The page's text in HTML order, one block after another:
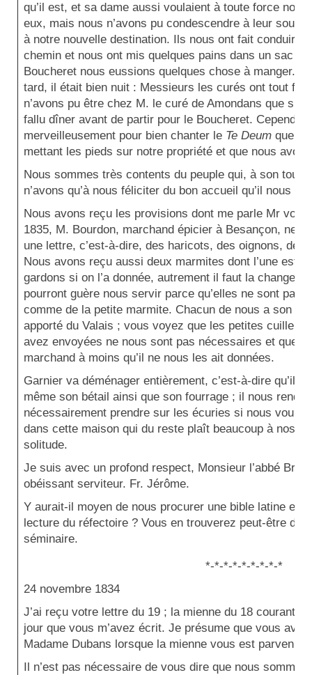
qu’il est, et sa dame aussi voulaient à toute force
eux, mais nous n’avons pu condescendre à leur
à notre nouvelle destination. Ils nous ont fait conduire
chemin et nous ont mis quelques pains dans un sac
Boucheret nous eussions quelques chose à manger.
tard, il était bien nuit : Messieurs les curés ont tout fait
n’avons pu être chez M. le curé de Amondans que
fallu dîner avant de partir pour le Boucheret.
merveilleusement pour bien chanter le Te Deum que
mettant les pieds sur notre propriété et que nous
Nous sommes très contents du peuple qui, à son tour,
n’avons qu’à nous féliciter du bon accueil qu’il nous a
Nous avons reçu les provisions dont me parle Mr
1835, M. Bourdon, marchand épicier à Besançon,
une lettre, c’est-à-dire, des haricots, des oignons, des
Nous avons reçu aussi deux marmites dont l’une est
gardons si on l’a donnée, autrement il faut la changer.
pourront guère nous servir parce qu’elles ne sont pas
comme de la petite marmite. Chacun de nous a son
apporté du Valais ; vous voyez que les petites cuillers
avez envoyées ne nous sont pas nécessaires et que
marchand à moins qu’il ne nous les ait données.
Garnier va déménager entièrement, c’est-à-dire qu’il
même son bétail ainsi que son fourrage ; il nous
nécessairement prendre sur les écuries si nous
dans cette maison qui du reste plaît beaucoup à nos
solitude.
Je suis avec un profond respect, Monsieur l’abbé
obéissant serviteur. Fr. Jérôme.
Y aurait-il moyen de nous procurer une bible latine en
lecture du réfectoire ? Vous en trouverez peut-être
séminaire.
*-*-*-*-*-*-*-*-*
24 novembre 1834
J’ai reçu votre lettre du 19 ; la mienne du 18 courant
jour que vous m’avez écrit. Je présume que vous
Madame Dubans lorsque la mienne vous est parvenue.
Il n’est pas nécessaire de vous dire que nous